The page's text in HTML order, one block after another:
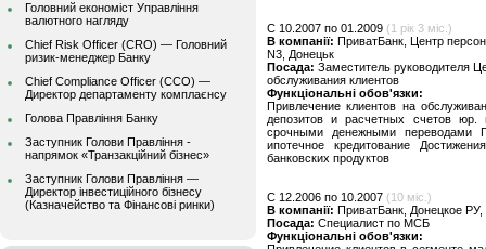
Головний економіст Управління
валютного нагляду
Chief Risk Officer (CRO) — Головний
ризик-менеджер Банку
Chief Compliance Officer (CCO) —
Директор департаменту комплаєнсу
Голова Правління Банку
Заступник Голови Правління -
напрямок «Транзакційний бізнес»
Заступник Голови Правління —
Директор інвестиційного бізнесу
(Казначейство та Фінансові ринки)
C 10.2007 по 01.2009 (1 рік 3 міс.)
В компанії: ПриватБанк, Центр
N3, Донецьк
Посада: Заместитель руководителя
обслуживания клиентов
Функціональні обов'язки:
Привлечение клиентов на
депозитов и расчетных счетов
срочными денежными переводами
ипотечное кредитование
банковских продуктов
C 12.2006 по 10.2007 (10 міс.)
В компанії: ПриватБанк, Донецкое
Посада: Специалист по МСБ
Функціональні обов'язки: